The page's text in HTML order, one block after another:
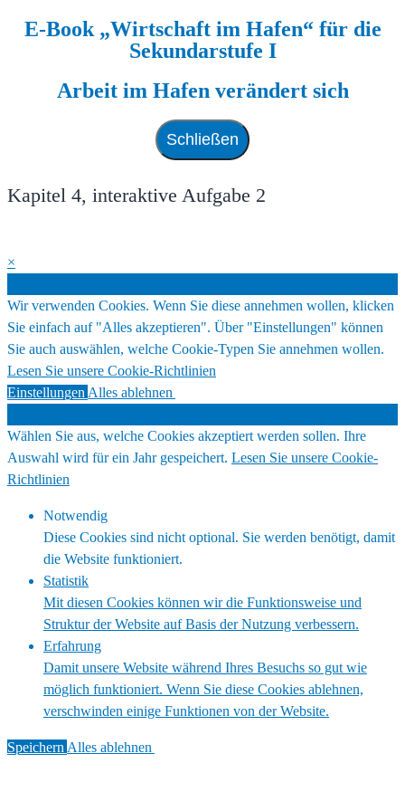
ZumE-Book „Wirtschaft im Hafen“ für die
Sekundarstufe I
Arbeit im Hafen verändert sich
Schließen
Kapitel 4, interaktive Aufgabe 2
×
Wir verwenden Cookies. Wenn Sie diese annehmen wollen, klicken
Sie einfach auf "Alles akzeptieren". Über "Einstellungen" können
Sie auch auswählen, welche Cookie-Typen Sie annehmen wollen.
Lesen Sie unsere Cookie-Richtlinien
Einstellungen Alles ablehnen
Wählen Sie aus, welche Cookies akzeptiert werden sollen. Ihre
Auswahl wird für ein Jahr gespeichert. Lesen Sie unsere Cookie-
Richtlinien
Notwendig
Diese Cookies sind nicht optional. Sie werden benötigt, damit
die Website funktioniert.
Statistik
Mit diesen Cookies können wir die Funktionsweise und
Struktur der Website auf Basis der Nutzung verbessern.
Erfahrung
Damit unsere Website während Ihres Besuchs so gut wie
möglich funktioniert. Wenn Sie diese Cookies ablehnen,
verschwinden einige Funktionen von der Website.
Speichern Alles ablehnen